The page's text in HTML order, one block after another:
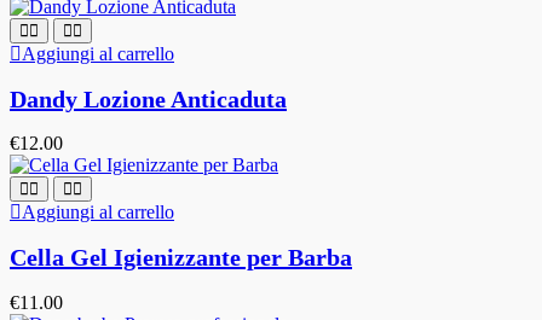
Aggiungi al carrello
Dandy Lozione Anticaduta
€12.00
Aggiungi al carrello
Cella Gel Igienizzante per Barba
€11.00